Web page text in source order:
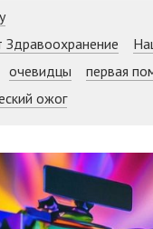
Здравоохранение
очевидцы первая
ожог